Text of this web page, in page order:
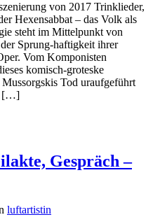
von 2017 Trinklieder,
Hexensabbat – das Volk als
steht im Mittelpunkt von
Sprung-haftigkeit ihrer
Vom Komponisten
komisch-groteske
Tod uraufgeführt
[…]
Gespräch –
luftartistin